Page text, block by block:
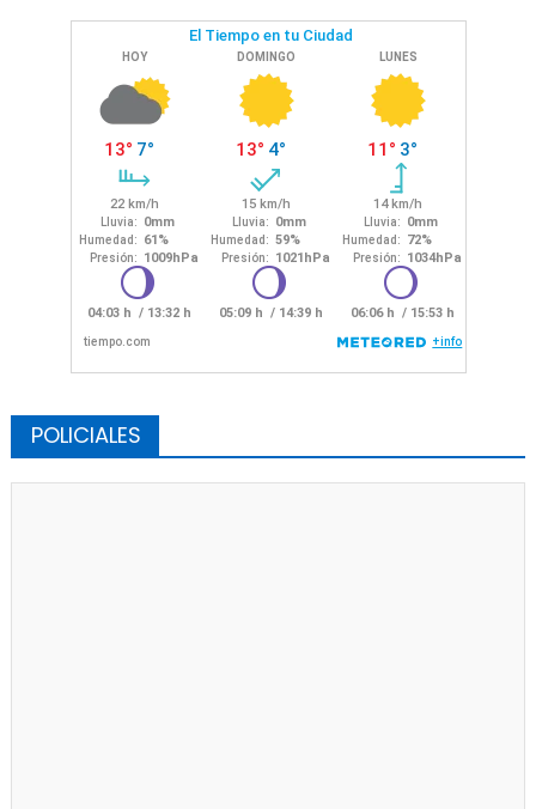
POLICIALES